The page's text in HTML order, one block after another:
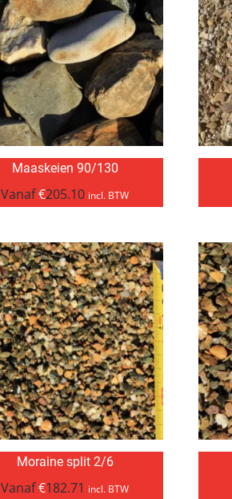
Maaskeien 90/130
Vanaf€205.10 incl. BTW
Moraine split 2/6
Vanaf€182.71 incl. BTW